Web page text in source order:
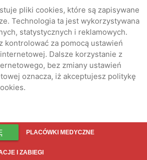
pliki cookies, które są zapisywane
Technologia ta jest wykorzystywana
statystycznych i reklamowych.
kontrolować za pomocą ustawień
Dalsze korzystanie z
bez zmiany ustawień
oznacza, iż akceptujesz politykę
PLACÓWKI MEDYCZNE
I ZABIEGI